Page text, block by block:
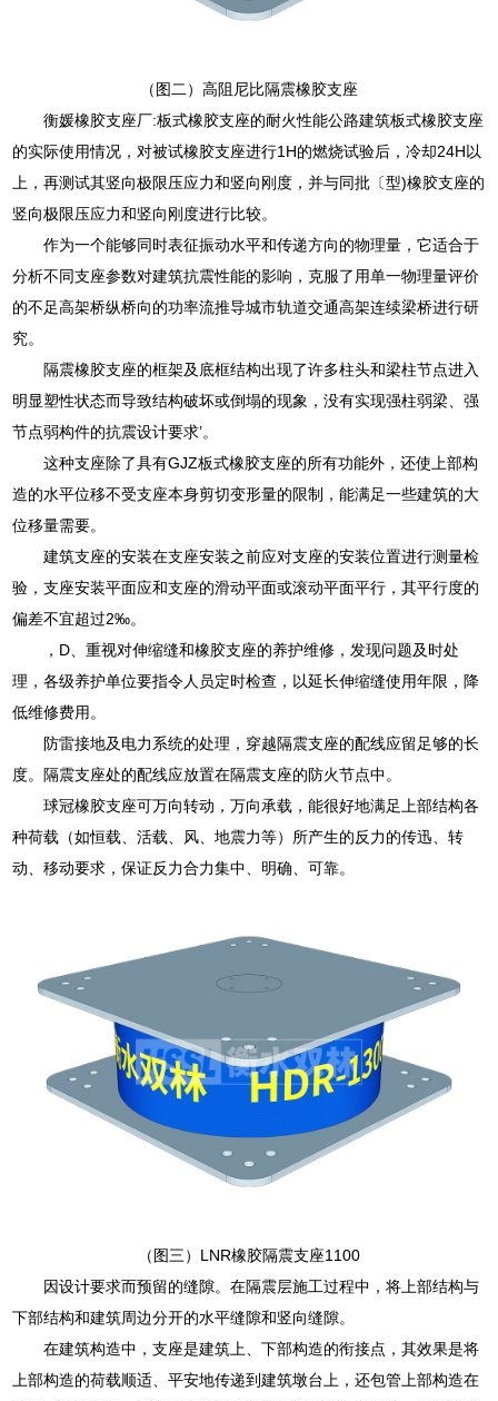
（图二）高阻尼比隔震橡胶支座
衡媛橡胶支座厂:板式橡胶支座的耐火性能公路建筑板式橡胶支座
的实际使用情况，对被试橡胶支座进行1H的燃烧试验后，冷却24H以
上，再测试其竖向极限压应力和竖向刚度，并与同批〔型)橡胶支座的
竖向极限压应力和竖向刚度进行比较。
作为一个能够同时表征振动水平和传递方向的物理量，它适合于
分析不同支座参数对建筑抗震性能的影响，克服了用单一物理量评价
的不足高架桥纵桥向的功率流推导城市轨道交通高架连续梁桥进行研
究。
隔震橡胶支座的框架及底框结构出现了许多柱头和梁柱节点进入
明显塑性状态而导致结构破坏或倒塌的现象，没有实现强柱弱梁、强
节点弱构件的抗震设计要求’。
这种支座除了具有GJZ板式橡胶支座的所有功能外，还使上部构
造的水平位移不受支座本身剪切变形量的限制，能满足一些建筑的大
位移量需要。
建筑支座的安装在支座安装之前应对支座的安装位置进行测量检
验，支座安装平面应和支座的滑动平面或滚动平面平行，其平行度的
偏差不宜超过2‰。
，D、重视对伸缩缝和橡胶支座的养护维修，发现问题及时处
理，各级养护单位要指令人员定时检查，以延长伸缩缝使用年限，降
低维修费用。
防雷接地及电力系统的处理，穿越隔震支座的配线应留足够的长
度。隔震支座处的配线应放置在隔震支座的防火节点中。
球冠橡胶支座可万向转动，万向承载，能很好地满足上部结构各
种荷载（如恒载、活载、风、地震力等）所产生的反力的传迅、转
动、移动要求，保证反力合力集中、明确、可靠。
（图三）LNR橡胶隔震支座1100
因设计要求而预留的缝隙。在隔震层施工过程中，将上部结构与
下部结构和建筑周边分开的水平缝隙和竖向缝隙。
在建筑构造中，支座是建筑上、下部构造的衔接点，其效果是将
上部构造的荷载顺适、平安地传递到建筑墩台上，还包管上部构造在